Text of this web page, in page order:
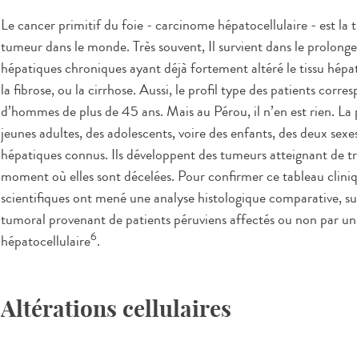
Le cancer primitif du foie - carcinome hépatocellulaire - est la
tumeur dans le monde. Très souvent, Il survient dans le
hépatiques chroniques ayant déjà fortement altéré le tissu
la fibrose, ou la cirrhose. Aussi, le profil type des patients
d’hommes de plus de 45 ans. Mais au Pérou, il n’en est rien.
jeunes adultes, des adolescents, voire des enfants, des deux
hépatiques connus. Ils développent des tumeurs atteignant de
moment où elles sont décelées. Pour confirmer ce tableau
scientifiques ont mené une analyse histologique comparative,
tumoral provenant de patients péruviens affectés ou non par
hépatocellulaire6.
Altérations cellulaires